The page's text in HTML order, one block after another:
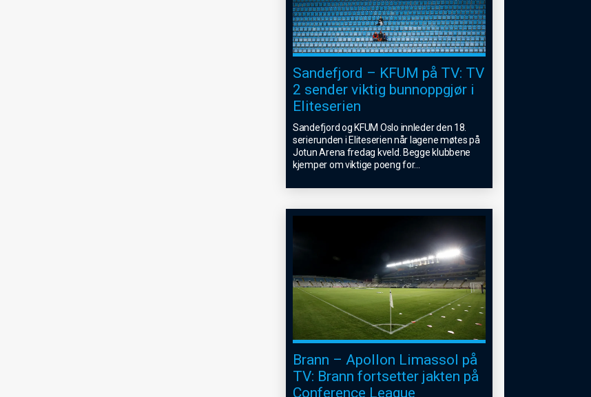
Sandefjord – KFUM på TV: TV
2 sender viktig bunnoppgjør i
Eliteserien
Sandefjord og KFUM Oslo innleder den 18.
serierunden i Eliteserien når lagene møtes på
Jotun Arena fredag kveld. Begge klubbene
kjemper om viktige poeng for...
Brann – Apollon Limassol på
TV: Brann fortsetter jakten på
Conference League